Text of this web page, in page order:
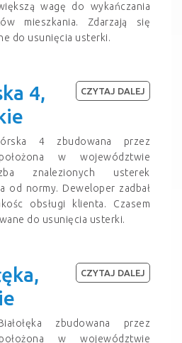
wagę do wykańczania
mieszkania. Zdarzają się
do usunięcia usterki.
4,
4 zbudowana przez
w województwie
znalezionych usterek
od normy. Deweloper zadbał
obsługi klienta. Czasem
do usunięcia usterki.
CZYTAJ DALEJ
zbudowana przez
w województwie
CZYTAJ DALEJ